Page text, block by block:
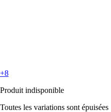
+8
Produit indisponible
Toutes les variations sont épuisées